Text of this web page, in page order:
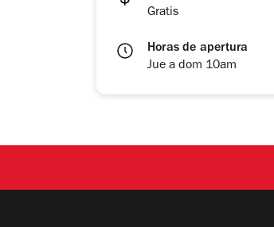
Gratis
Horas de apertura
Jue a dom 10am